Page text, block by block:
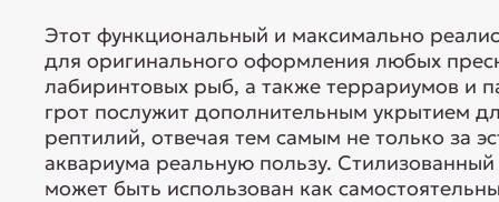
Этот функциональный и максимально
для оригинального оформления любых
лабиринтовых рыб, а также террариумов и
грот послужит дополнительным укрытием
рептилий, отвечая тем самым не только за
аквариума реальную пользу.
может быть использован как